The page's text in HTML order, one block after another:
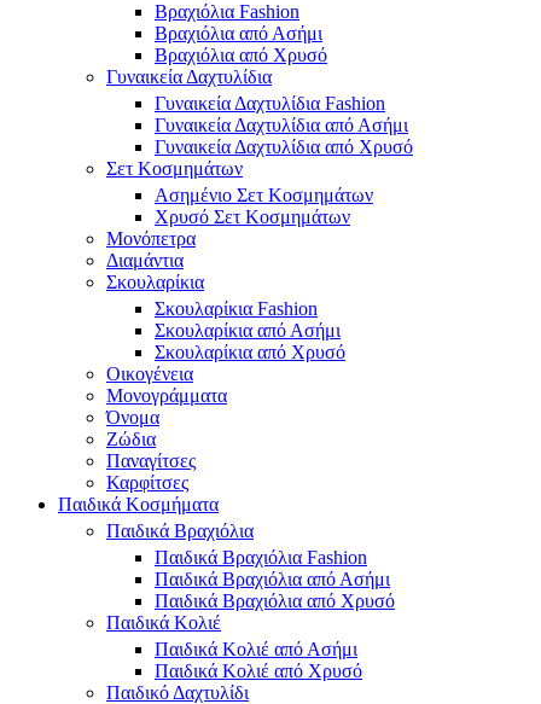
Βραχιόλια Fashion
Βραχιόλια από Ασήμι
Βραχιόλια από Χρυσό
Γυναικεία Δαχτυλίδια
Γυναικεία Δαχτυλίδια Fashion
Γυναικεία Δαχτυλίδια από Ασήμι
Γυναικεία Δαχτυλίδια από Χρυσό
Σετ Κοσμημάτων
Ασημένιο Σετ Κοσμημάτων
Χρυσό Σετ Κοσμημάτων
Μονόπετρα
Διαμάντια
Σκουλαρίκια
Σκουλαρίκια Fashion
Σκουλαρίκια από Ασήμι
Σκουλαρίκια από Χρυσό
Οικογένεια
Μονογράμματα
Όνομα
Ζώδια
Παναγίτσες
Καρφίτσες
Παιδικά Κοσμήματα
Παιδικά Βραχιόλια
Παιδικά Βραχιόλια Fashion
Παιδικά Βραχιόλια από Ασήμι
Παιδικά Βραχιόλια από Χρυσό
Παιδικά Κολιέ
Παιδικά Κολιέ από Ασήμι
Παιδικά Κολιέ από Χρυσό
Παιδικό Δαχτυλίδι